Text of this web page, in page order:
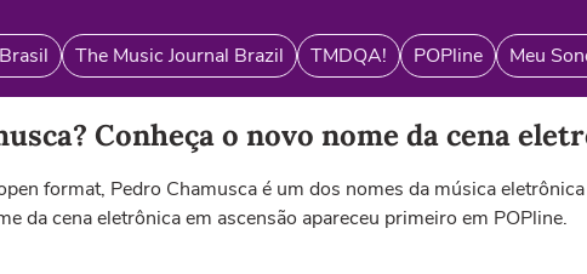
The Music Journal Brazil TMDQA! POPline Meu
Conheça o novo nome da cena
format, Pedro Chamusca é um dos nomes da música
da cena eletrônica em ascensão apareceu primeiro em POPline.